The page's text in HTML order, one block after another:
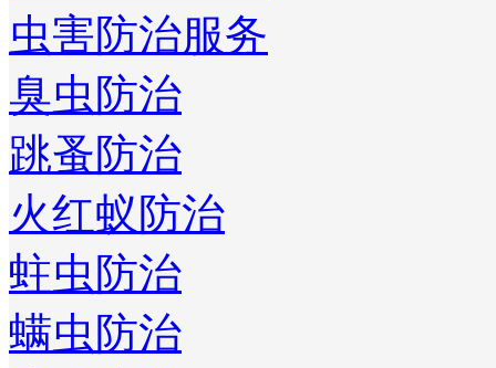
虫害防治服务
臭虫防治
跳蚤防治
火红蚁防治
蛀虫防治
螨虫防治